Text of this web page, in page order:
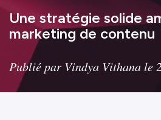
Une stratégie solide
marketing de contenu
Publié par Vindya Vithana le